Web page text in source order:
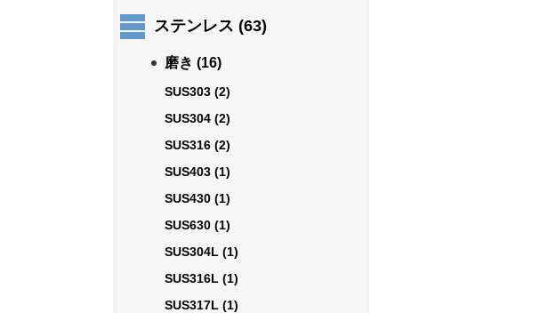
ステンレス (63)
磨き (16)
SUS303 (2)
SUS304 (2)
SUS316 (2)
SUS403 (1)
SUS430 (1)
SUS630 (1)
SUS304L (1)
SUS316L (1)
SUS317L (1)